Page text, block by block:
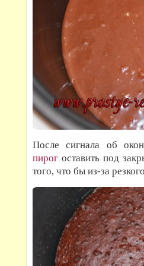
После сигнала об
пирог оставить под
того, что бы из-за